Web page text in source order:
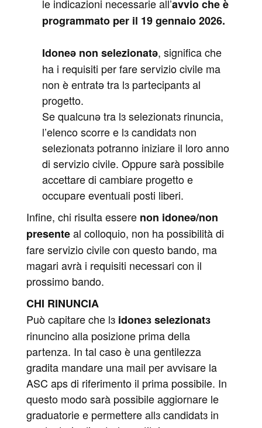
le indicazioni necessarie all’avvio che è
programmato per il 19 gennaio 2026.
Idoneə non selezionatə, significa che
ha i requisiti per fare servizio civile ma
non è entratə tra lɜ partecipantɜ al
progetto.
Se qualcunə tra lɜ selezionatɜ rinuncia,
l’elenco scorre e lɜ candidatɜ non
selezionatɜ potranno iniziare il loro anno
di servizio civile. Oppure sarà possibile
accettare di cambiare progetto e
occupare eventuali posti liberi.
Infine, chi risulta essere non idoneə/non
presenteal colloquio, non ha possibilità di
fare servizio civile con questo bando, ma
magari avrà i requisiti necessari con il
prossimo bando.
CHI RINUNCIA
Può capitare che lɜ idoneɜ selezionatɜ
rinuncino alla posizione prima della
partenza. In tal caso è una gentilezza
gradita mandare una mail per avvisare la
ASC aps di riferimento il prima possibile. In
questo modo sarà possibile aggiornare le
graduatorie e permettere allɜ candidatɜ in